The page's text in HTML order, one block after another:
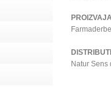
Natur Sens